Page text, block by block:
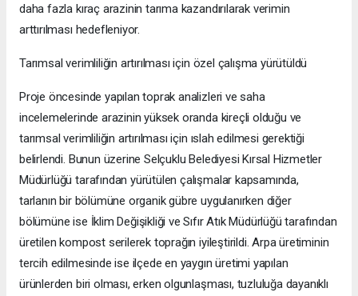
daha fazla kıraç arazinin tarıma kazandırılarak verimin
arttırılması hedefleniyor.
Tarımsal verimliliğin artırılması için özel çalışma yürütüldü
Proje öncesinde yapılan toprak analizleri ve saha
incelemelerinde arazinin yüksek oranda kireçli olduğu ve
tarımsal verimliliğin artırılması için ıslah edilmesi gerektiği
belirlendi. Bunun üzerine Selçuklu Belediyesi Kırsal Hizmetler
Müdürlüğü tarafından yürütülen çalışmalar kapsamında,
tarlanın bir bölümüne organik gübre uygulanırken diğer
bölümüne ise İklim Değişikliği ve Sıfır Atık Müdürlüğü tarafından
üretilen kompost serilerek toprağın iyileştirildi. Arpa üretiminin
tercih edilmesinde ise ilçede en yaygın üretimi yapılan
ürünlerden biri olması, erken olgunlaşması, tuzluluğa dayanıklı